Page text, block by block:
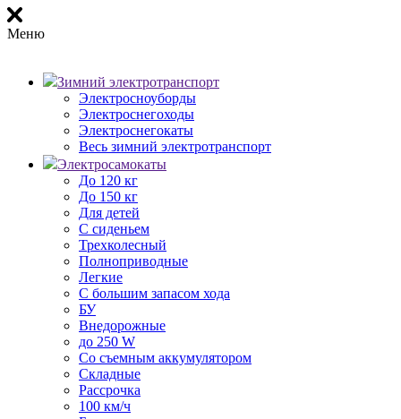
Меню
Зимний электротранспорт
Электросноуборды
Электроснегоходы
Электроснегокаты
Весь зимний электротранспорт
Электросамокаты
До 120 кг
До 150 кг
Для детей
С сиденьем
Трехколесный
Полноприводные
Легкие
С большим запасом хода
БУ
Внедорожные
до 250 W
Со съемным аккумулятором
Складные
Рассрочка
100 км/ч